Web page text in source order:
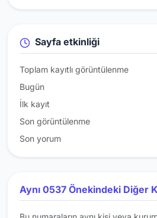
Sayfa etkinliği
Toplam kayıtlı görüntülenme
Bugün
İlk kayıt
Son görüntülenme
Son yorum
Aynı 0537 Önekindeki Diğer